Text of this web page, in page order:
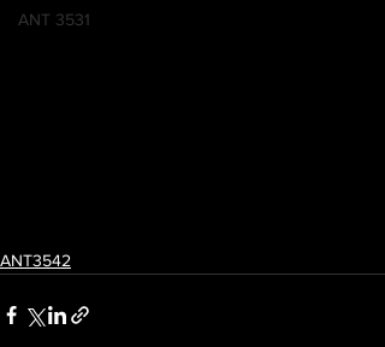
ANT 3531
ANT3542